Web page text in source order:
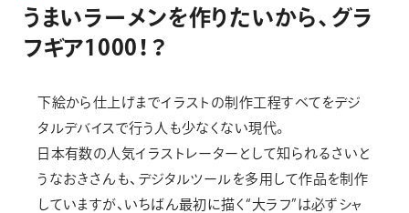
う まいラ ー メンを作りたいから、 グラ
フギア1 000 ！ ？
下絵から仕上げまでイラストの制作工程すべてをデジ
タルデバイスで行う人も少なくない現代。
日本有数の人気イラストレーターとして知られるさいと
うなおきさんも、デジタルツールを多用して作品を制作
していますが、いちばん最初に描く“大ラフ”は必ずシャ